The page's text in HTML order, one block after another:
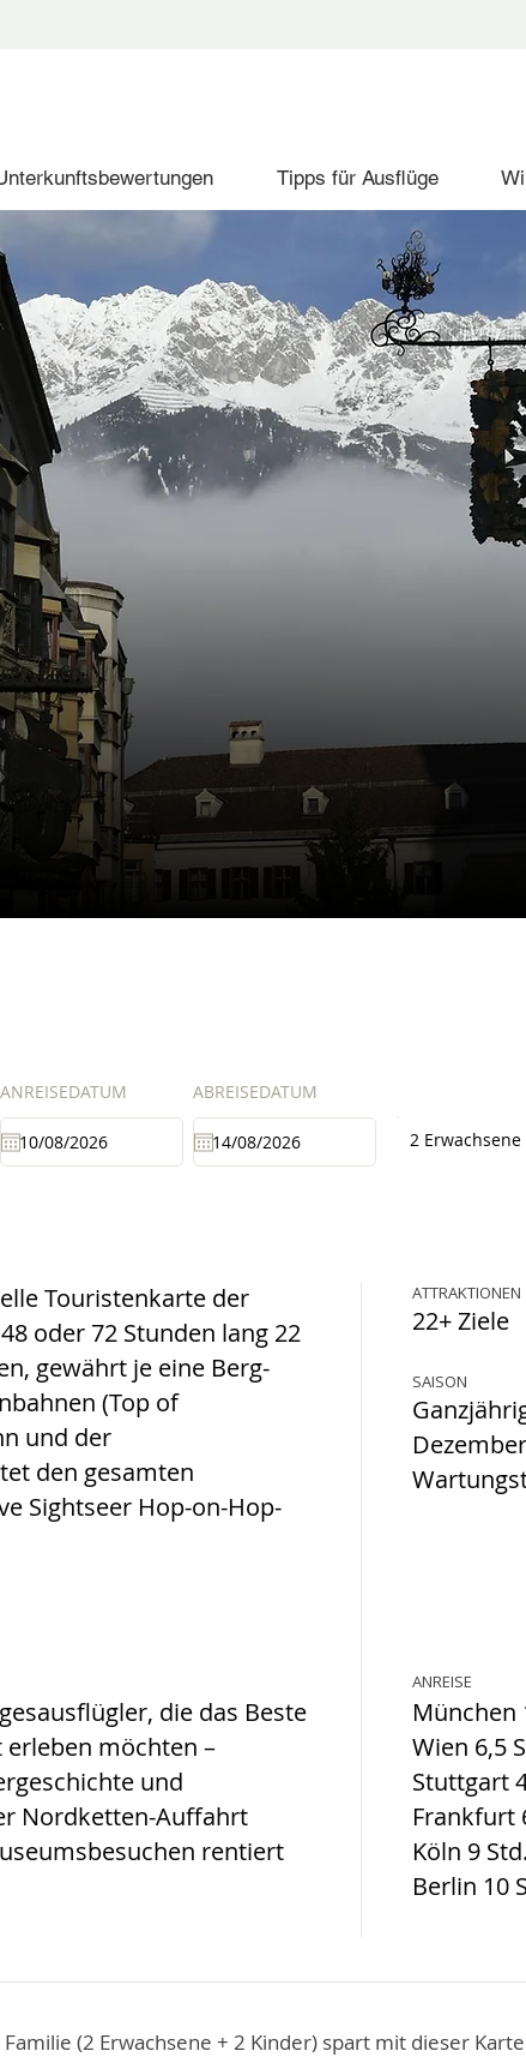
Tipps für Ausflüge
ANREISEDATUM ABREISEDATUM
2 Erwachsene
Touristenkarte der
oder 72 Stunden lang 22
gewährt je eine Berg-
(Top of
und der
den gesamten
Sightseer Hop-on-Hop-
die das Beste
möchten –
und
Nordketten-Auffahrt
rentiert
ATTRAKTIONEN
22+ Ziele
SAISON
ANREISE
München
Wien 6,5
Stuttgart
Frankfurt
Köln 9 Std.
Berlin 10
Familie (2 Erwachsene + 2 Kinder) spart mit dieser Karte